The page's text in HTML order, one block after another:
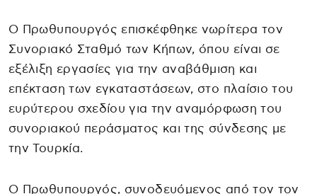
Ο Πρωθυπουργός επισκέφθηκε νωρίτερα τον
Συνοριακό Σταθμό των Κήπων, όπου είναι σε
εξέλιξη εργασίες για την αναβάθμιση και
επέκταση των εγκαταστάσεων, στο πλαίσιο του
ευρύτερου σχεδίου για την αναμόρφωση του
συνοριακού περάσματος και της σύνδεσης με
την Τουρκία.
Ο Πρωθυπουργός, συνοδευόμενος από τον τον